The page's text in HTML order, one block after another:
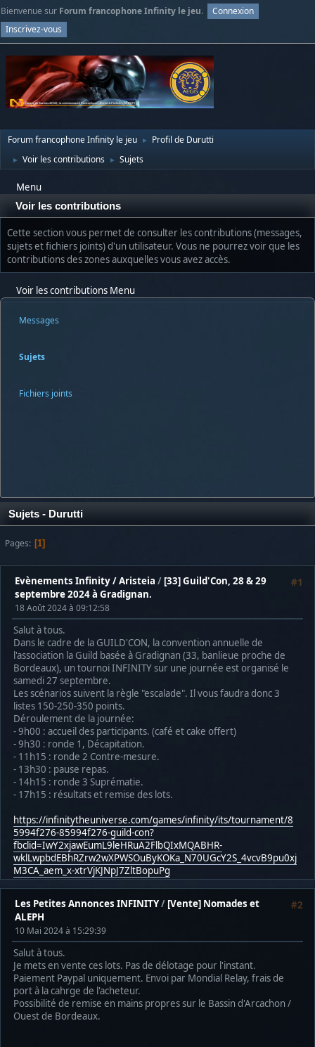
Bienvenue sur Forum francophone Infinity le jeu.
Connexion
Inscrivez-vous
Forum francophone Infinity le jeu ► Profil de Durutti
► Voir les contributions ► Sujets
Menu
Voir les contributions
Cette section vous permet de consulter les contributions (messages,
sujets et fichiers joints) d'un utilisateur. Vous ne pourrez voir que les
contributions des zones auxquelles vous avez accès.
Voir les contributions Menu
Messages
Sujets
Fichiers joints
Sujets - Durutti
Pages 1
#1
Evènements Infinity / Aristeia / [33] Guild'Con, 28 & 29
septembre 2024 à Gradignan.
18 Août 2024 à 09:12:58
Salut à tous.
Dans le cadre de la GUILD'CON, la convention annuelle de
l'association la Guild basée à Gradignan (33, banlieue proche de
Bordeaux), un tournoi INFINITY sur une journée est organisé le
samedi 27 septembre.
Les scénarios suivent la règle "escalade". Il vous faudra donc 3
listes 150-250-350 points.
Déroulement de la journée:
- 9h00 : accueil des participants. (café et cake offert)
- 9h30 : ronde 1, Décapitation.
- 11h15 : ronde 2 Contre-mesure.
- 13h30 : pause repas.
- 14h15 : ronde 3 Suprématie.
- 17h15 : résultats et remise des lots.
https://infinitytheuniverse.com/games/infinity/its/tournament/8
5994f276-85994f276-guild-con?
fbclid=IwY2xjawEumL9leHRuA2FlbQIxMQABHR-
wklLwpbdEBhRZrw2wXPWSOuByKOKa_N70UGcY2S_4vcvB9pu0xj
M3CA_aem_x-xtrVjKJNpJ7ZltBopuPg
#2
Les Petites Annonces INFINITY/ [Vente] Nomades et
ALEPH
10 Mai 2024 à 15:29:39
Salut à tous.
Je mets en vente ces lots. Pas de délotage pour l'instant.
Paiement Paypal uniquement. Envoi par Mondial Relay, frais de
port à la cahrge de l'acheteur.
Possibilité de remise en mains propres sur le Bassin d'Arcachon /
Ouest de Bordeaux.